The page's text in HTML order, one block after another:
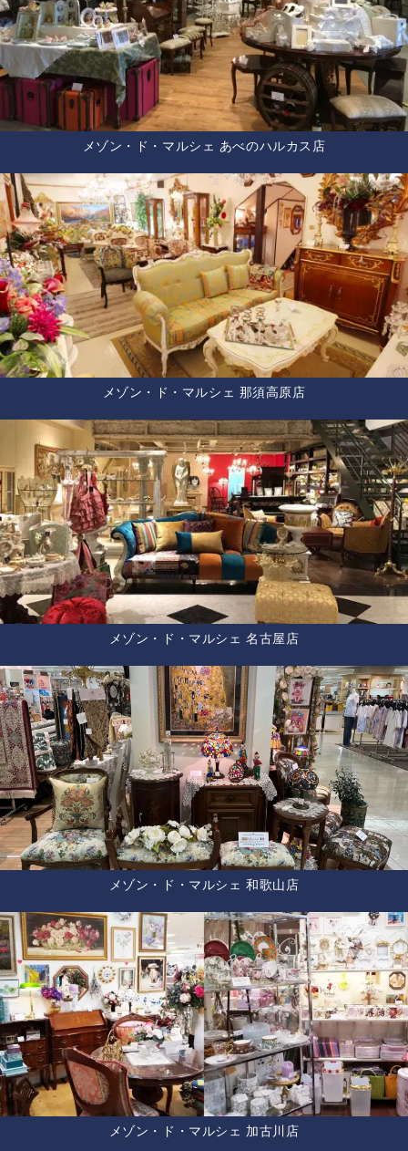
メゾン・ド・マルシェ あべのハルカス店
メゾン・ド・マルシェ 那須高原店
メゾン・ド・マルシェ 名古屋店
メゾン・ド・マルシェ 和歌山店
メゾン・ド・マルシェ 加古川店